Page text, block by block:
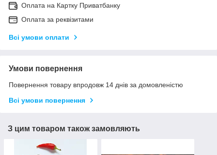
Оплата на Картку Приватбанку
Оплата за реквізитами
Всі умови оплати
Умови повернення
Повернення товару впродовж 14 днів за домовленістю
Всі умови повернення
З цим товаром також замовляють